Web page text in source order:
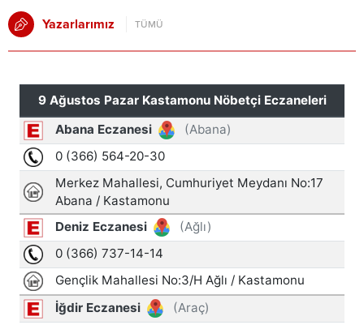
Yazarlarımız TÜMÜ